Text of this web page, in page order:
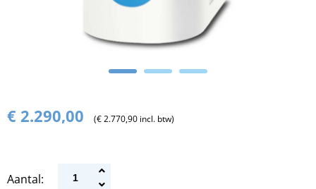
€ 2.290,00 (€ 2.770,90 incl. btw)
Aantal: